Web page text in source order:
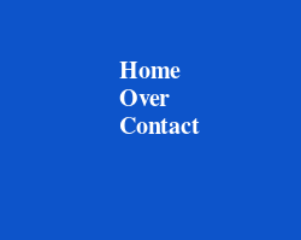
Home
Over
Contact